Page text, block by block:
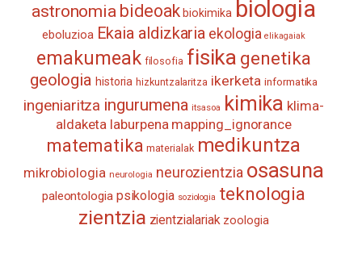
astronomia bideoak biokimika biologia
eboluzioa Ekaia aldizkaria ekologia elikagaiak
emakumeak filosofia fisika genetika
geologia historia hizkuntzalaritza ikerketa informatika
ingeniaritza ingurumena itsasoa kimika klima-
aldaketa laburpena mapping_ignorance
matematika materialak medikuntza
mikrobiologia neurologia neurozientzia osasuna
paleontologia psikologia soziologia teknologia
zientzia zientzialariak zoologia